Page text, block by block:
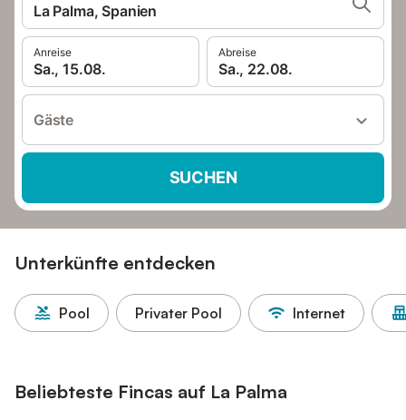
La Palma, Spanien
Anreise
Sa., 15.08.
Abreise
Sa., 22.08.
Gäste
SUCHEN
Unterkünfte entdecken
Pool Privater Pool Internet
Beliebteste Fincas auf La Palma